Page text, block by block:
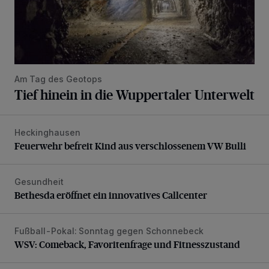
Am Tag des Geotops
Tief hinein in die Wuppertaler Unterwelt
Feuerwehr befreit Kind aus verschlossenem VW Bulli
Heckinghausen
Feuerwehr befreit Kind aus verschlossenem VW Bulli
Bethesda eröffnet ein innovatives Callcenter
Gesundheit
Bethesda eröffnet ein innovatives Callcenter
WSV: Comeback, Favoritenfrage und Fitnesszustand
Fußball-Pokal: Sonntag gegen Schonnebeck
WSV: Comeback, Favoritenfrage und Fitnesszustand